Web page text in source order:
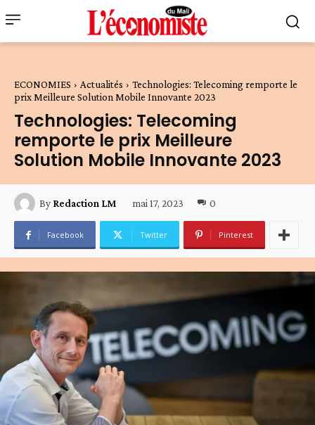
ECONOMIES Actualités
Technologies: Telecoming remporte le
prix Meilleure Solution Mobile Innovante 2023
Technologies: Telecoming
remporte le prix Meilleure
Solution Mobile Innovante 2023
By Redaction LM mai 17, 2023 0
Facebook Twitter Pinterest